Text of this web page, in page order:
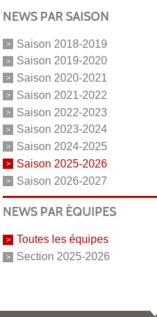
NEWS PAR SAISON
Saison 2018-2019
Saison 2019-2020
Saison 2020-2021
Saison 2021-2022
Saison 2022-2023
Saison 2023-2024
Saison 2024-2025
Saison 2025-2026
Saison 2026-2027
NEWS PAR ÉQUIPES
Toutes les équipes
Section 2025-2026